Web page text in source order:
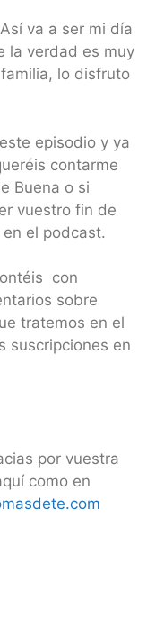
va a ser mi día
la verdad es muy
lo disfruto
episodio y ya
contarme
Buena o si
vuestro fin de
el podcast.
con
sobre
tratemos en el
suscripciones en
por vuestra
como en